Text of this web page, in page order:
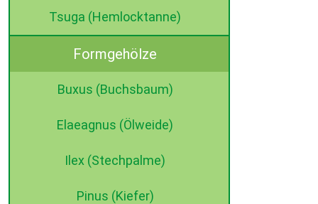
Tsuga (Hemlocktanne)
Formgehölze
Buxus (Buchsbaum)
Elaeagnus (Ölweide)
Ilex (Stechpalme)
Pinus (Kiefer)